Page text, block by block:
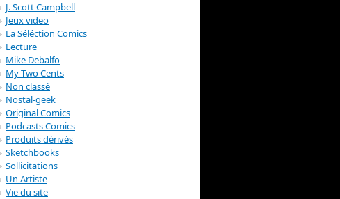
J. Scott Campbell
Jeux video
La Séléction Comics
Lecture
Mike Debalfo
My Two Cents
Non classé
Nostal-geek
Original Comics
Podcasts Comics
Produits dérivés
Sketchbooks
Sollicitations
Un Artiste
Vie du site